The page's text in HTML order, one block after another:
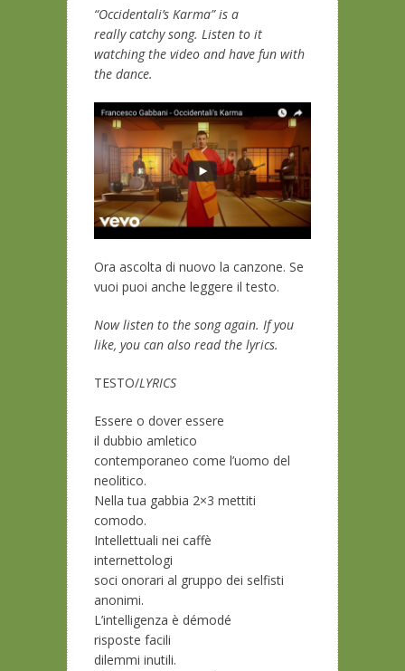
“Occidentali’s Karma” is a
really catchy song. Listen to it
watching the video and have fun with
the dance.
Ora ascolta di nuovo la canzone. Se
vuoi puoi anche leggere il testo.
Now listen to the song again. If you
like, you can also read the lyrics.
TESTO/LYRICS
Essere o dover essere
il dubbio amletico
contemporaneo come l’uomo del
neolitico.
Nella tua gabbia 2×3 mettiti
comodo.
Intellettuali nei caffè
internettologi
soci onorari al gruppo dei selfisti
anonimi.
L’intelligenza è démodé
risposte facili
dilemmi inutili.